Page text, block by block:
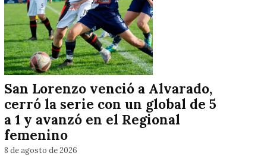
San Lorenzo venció a Alvarado,
cerró la serie con un global de 5
a 1 y avanzó en el Regional
femenino
8 de agosto de 2026